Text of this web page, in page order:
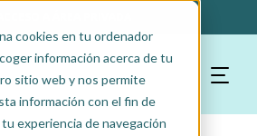
cookies en tu ordenador
información acerca de tu
sitio web y nos permite
información con el fin de
experiencia de navegación